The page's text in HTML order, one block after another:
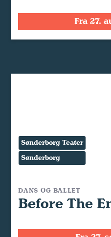
Fra 27.
Sønderborg Teater
Sønderborg
DANS OG BALLET
Before The